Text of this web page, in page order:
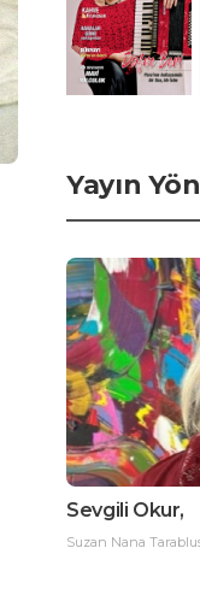
Yayın
Sevgili Okur,
Suzan Nana